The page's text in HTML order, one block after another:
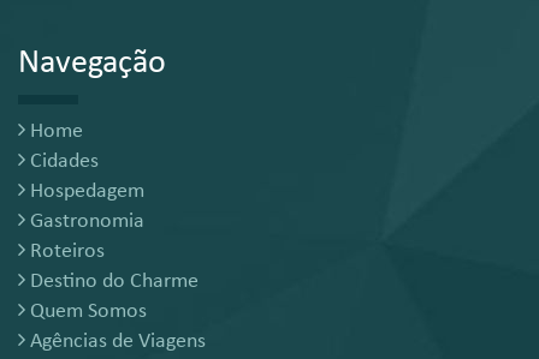
Navegação
Home
Cidades
Hospedagem
Gastronomia
Roteiros
Destino do Charme
Quem Somos
Agências de Viagens